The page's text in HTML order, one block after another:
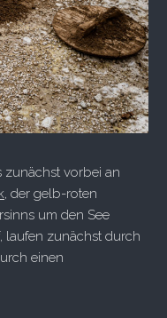
zunächst vorbei an
, der gelb-roten
um den See
laufen zunächst durch
einen